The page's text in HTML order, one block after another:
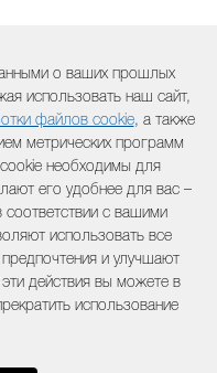
о ваших прошлых
использовать наш сайт,
файлов cookie, а также
метрических программ
необходимы для
его удобнее для вас –
с вашими
использовать все
и улучшают
действия вы можете в
использование
оборудования,
полезная информация) :